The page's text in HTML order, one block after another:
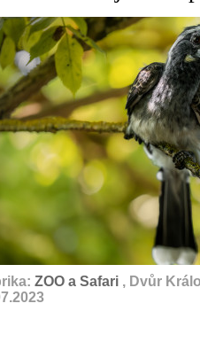
ZOO a Safari , Dvůr